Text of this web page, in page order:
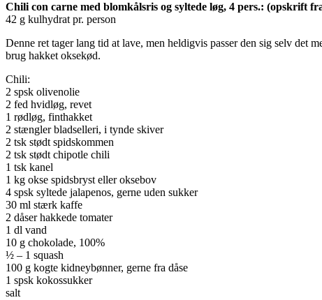
Chili con carne med blomkålsris og syltede løg, 4 pers.: (opskrift
42 g kulhydrat pr. person
Denne ret tager lang tid at lave, men heldigvis passer den sig selv det
brug hakket oksekød.
Chili:
2 spsk olivenolie
2 fed hvidløg, revet
1 rødløg, finthakket
2 stængler bladselleri, i tynde skiver
2 tsk stødt spidskommen
2 tsk stødt chipotle chili
1 tsk kanel
1 kg okse spidsbryst eller oksebov
4 spsk syltede jalapenos, gerne uden sukker
30 ml stærk kaffe
2 dåser hakkede tomater
1 dl vand
10 g chokolade, 100%
½ – 1 squash
100 g kogte kidneybønner, gerne fra dåse
1 spsk kokossukker
salt